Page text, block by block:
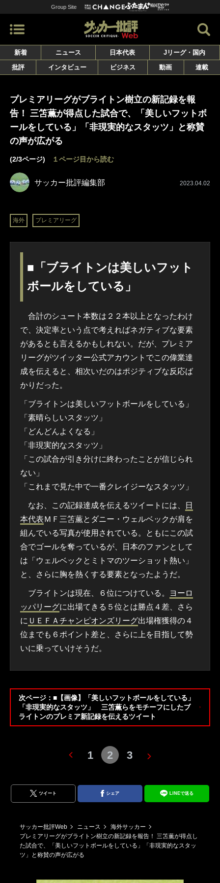
Group Site
新着 ニュース 日本代表
Jリーグ・国内
批評
インタビュー ビジネス 動画 連載
プレミアリーグがブライトン樹立の新記録を報
告！ 三笘薫が得点した試合で、「美しいフットボ
ールをしている」「非現実的なスタッツ」と称賛
の声が広がる
(2/3ページ) １ページ目から読む
サッカー批評編集部 2023.04.02
海外 プレミアリーグ
■「ブライトンは美しいフット
ボールをしている」
合計のシュート本数は２２本以上となったわけ
で、決定率という点で考えればネガティブな要素
があるとも言えるかもしれない。だが、プレミア
リーグがツイッター公式アカウントでこの偉業達
成を伝えると、相次いだのはポジティブな反応ば
かりだった。
「ブライトンは美しいフットボールをしている」
「素晴らしいスタッツ」
「どんどんよくなる」
「非現実的なスタッツ」
「この試合が引き分けに終わったことが信じられ
ない」
「これまで見た中で一番クレイジーなスタッツ」
なお、この記録達成を伝えるツイートには、
日
本代表ＭＦ三笘薫とダニー・ウェルベックが肩を
組んでいる写真が使用されている。ともにこの試
合でゴールを奪っているが、日本のファンとして
は「ウェルベックとミトマのツーショット熱い」
と、さらに胸を熱くする要素となったようだ。
ブライトンは現在、６位につけている。
ヨーロ
ッパリーグに出場てきる５位とは勝点４差、さら
に ＵＥＦＡ チャンピオンズリーグ出場権獲得の４
位までも６ポイント差と、さらに上を目指して勢
いに乗っていけそうだ。
次ページ：■【画像】「美しいフットボールをしている」
「非現実的なスタッツ」 三笘薫らをモチーフにしたブ
ライトンのプレミア新記録を伝えるツイート
1 2 3
ツイート シェア LINEで送る
サッカー批評Web ニュース
海外サッカー
プレミアリーグがブライトン樹立の新記録を報告！ 三笘薫が得点し
た試合で、「美しいフットボールをしている」「非現実的なスタッ
ツ」と称賛の声が広がる